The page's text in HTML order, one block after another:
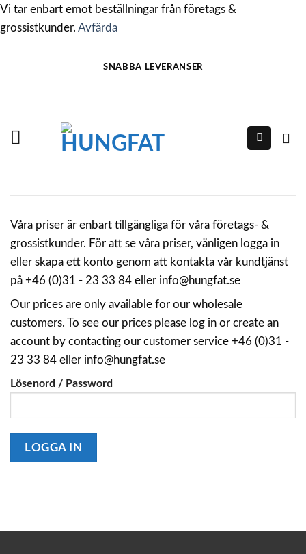
Vi tar enbart emot beställningar från företags &
grossistkunder. Avfärda
SNABBA LEVERANSER
Våra priser är enbart tillgängliga för våra företags- &
grossistkunder. För att se våra priser, vänligen logga in
eller skapa ett konto genom att kontakta vår kundtjänst
på +46 (0)31 - 23 33 84 eller info@hungfat.se
Our prices are only available for our wholesale
customers. To see our prices please log in or create an
account by contacting our customer service +46 (0)31 -
23 33 84 eller info@hungfat.se
Lösenord / Password